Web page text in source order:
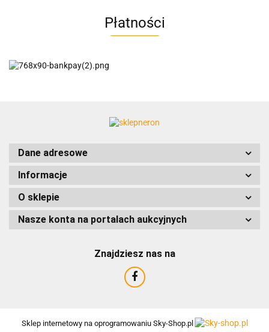
AC EasyLine
AMTRA
Płatności
Dane adresowe
Informacje
O sklepie
Nasze konta na portalach aukcyjnych
Znajdziesz nas na
Sklep internetowy na oprogramowaniu Sky-Shop.pl